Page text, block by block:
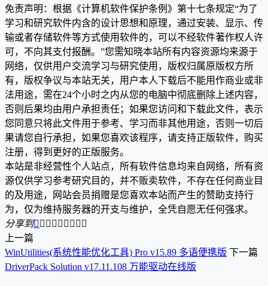
免责声明：根据《计算机软件保护条例》第十七条规定“为了
学习和研究软件内含的设计思想和原理，通过安装、显示、传
输或者存储软件等方式使用软件的，可以不经软件著作权人许
可，不向其支付报酬。”您需知晓本站所有内容资源均来源于
网络，仅供用户交流学习与研究使用，版权归属原版权方所
有，版权争议与本站无关，用户本人下载后不能用作商业或非
法用途，需在24个小时之内从您的电脑中彻底删除上述内容，
否则后果均由用户承担责任；如果您访问和下载此文件，表示
您同意只将此文件用于参考、学习而非其他用途，否则一切后
果请您自行承担，如果您喜欢该程序，请支持正版软件，购买
注册，得到更好的正版服务。
本站是非经营性个人站点，所有软件信息均来自网络，所有资
源仅供学习参考研究目的，并不贩卖软件，不存在任何商业目
的及用途，网站会员捐赠是您喜欢本站而产生的赞助支持行
为，仅为维持服务器的开支与维护，全凭自愿无任何强求。
分享到        
上一篇
WinUtilities(系统性能优化工具) Pro v15.89 多语便携版 下一篇
DriverPack Solution v17.11.108 万能驱动在线版